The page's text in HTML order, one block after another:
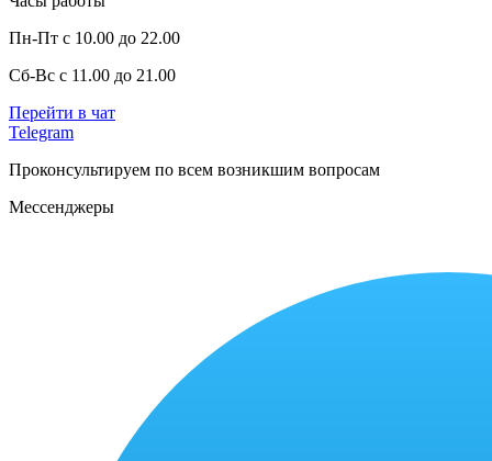
Пн-Пт с 10.00 до 22.00
Сб-Вс с 11.00 до 21.00
Перейти в чат
Telegram
Проконсультируем по всем возникшим вопросам
Мессенджеры